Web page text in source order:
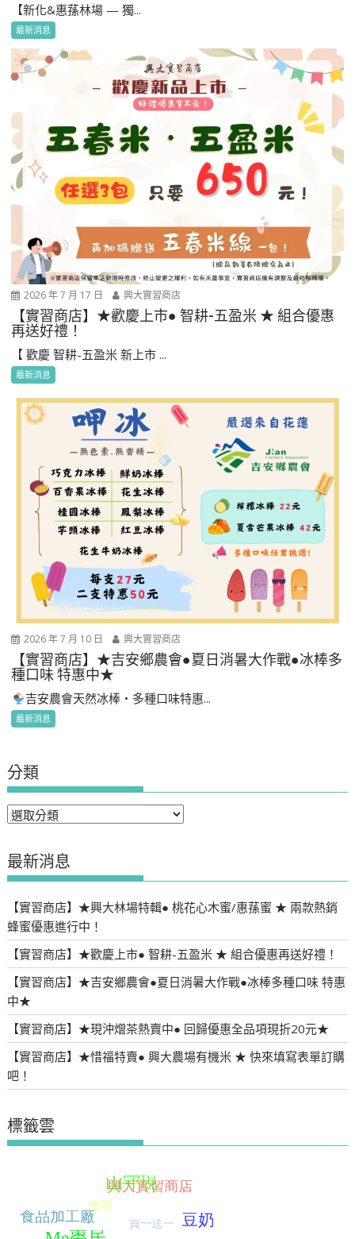
【新化&惠蓀林場 — 獨...
最新消息
2026 年 7 月 17 日 興大實習商店
【實習商店】★歡慶上市● 智耕-五盈米 ★ 組合優惠
再送好禮！
【 歡慶 智耕-五盈米 新上市 ...
最新消息
2026 年 7 月 10 日 興大實習商店
【實習商店】★吉安鄉農會●夏日消暑大作戰●冰棒多
種口味 特惠中★
吉安農會天然冰棒・多種口味特惠...
最新消息
分類
分
最新消息
【實習商店】★興大林場特輯● 桃花心木蜜/惠蓀蜜 ★ 兩款熱銷
蜂蜜優惠進行中！
【實習商店】★歡慶上市● 智耕-五盈米 ★ 組合優惠再送好禮！
【實習商店】★吉安鄉農會●夏日消暑大作戰●冰棒多種口味 特惠
中★
【實習商店】★現沖熷茶熱賣中● 回歸優惠全品項現折20元★
【實習商店】★惜福特賣● 興大農場有機米 ★ 快來填寫表單訂購
吧！
標籤雲